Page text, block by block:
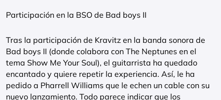
Participación en la BSO de Bad boys II
Tras la participación de Kravitz en la banda sonora de
Bad boys II (donde colabora con The Neptunes en el
tema Show Me Your Soul), el guitarrista ha quedado
encantado y quiere repetir la experiencia. Así, le ha
pedido a Pharrell Williams que le echen un cable con su
nuevo lanzamiento. Todo parece indicar que los